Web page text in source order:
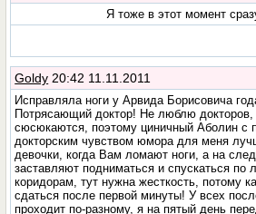
Я тоже в этот момент
Goldy 20:42 11.11.2011
Исправляла ноги у Арвида Борисовича
Потрясающий доктор! Не люблю
сюсюкаются, поэтому циничный Аболин с
докторским чувством юмора для меня
девочки, когда Вам ломают ноги, а на
заставляют подниматься и спускаться по
коридорам, тут нужна жесткость, потому
сдаться после первой минуты! У всех
проходит по-разному, я на пятый день